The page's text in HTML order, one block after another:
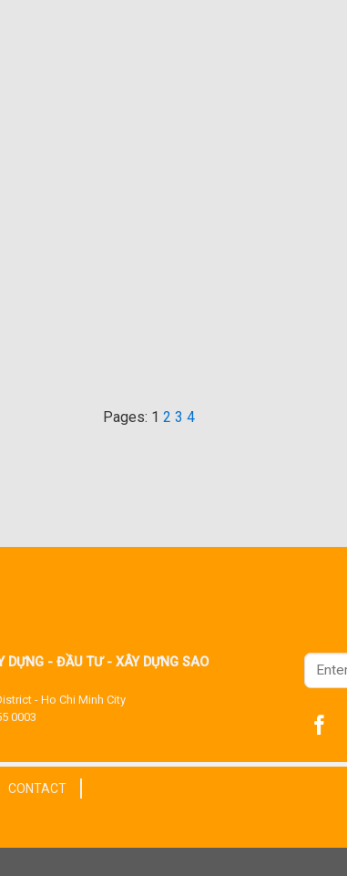
Pages: 12 3 4
DỰNG - ĐẦU TƯ - XÂY DỰNG SAO
- Ho Chi Minh City
0003
CONTACT